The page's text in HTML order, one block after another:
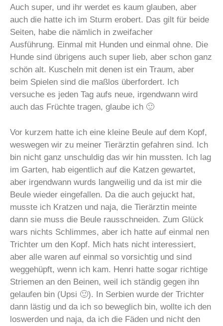
Auch super, und ihr werdet es kaum glauben, aber
auch die hatte ich im Sturm erobert. Das gilt für beide
Seiten, habe die nämlich in zweifacher
Ausführung. Einmal mit Hunden und einmal ohne. Die
Hunde sind übrigens auch super lieb, aber schon ganz
schön alt. Kuscheln mit denen ist ein Traum, aber
beim Spielen sind die maßlos überfordert. Ich
versuche es jeden Tag aufs neue, irgendwann wird
auch das Früchte tragen, glaube ich 🙂
Vor kurzem hatte ich eine kleine Beule auf dem Kopf,
weswegen wir zu meiner Tierärztin gefahren sind. Ich
bin nicht ganz unschuldig das wir hin mussten. Ich lag
im Garten, hab eigentlich auf die Katzen gewartet,
aber irgendwann wurds langweilig und da ist mir die
Beule wieder eingefallen. Da die auch gejuckt hat,
musste ich Kratzen und naja, die Tierärztin meinte
dann sie muss die Beule rausschneiden. Zum Glück
wars nichts Schlimmes, aber ich hatte auf einmal nen
Trichter um den Kopf. Mich hats nicht interessiert,
aber alle waren auf einmal so vorsichtig und sind
weggehüpft, wenn ich kam. Henri hatte sogar richtige
Striemen an den Beinen, weil ich ständig gegen ihn
gelaufen bin (Upsi 🙂). In Serbien wurde der Trichter
dann lästig und da ich so beweglich bin, wollte ich den
loswerden und naja, da ich die Fäden und nicht den